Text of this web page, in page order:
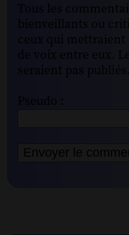
Tous les
bienveillants ou
ceux qui mettraient
de voix entre eux.
seraient pas publiés.
Pseudo :